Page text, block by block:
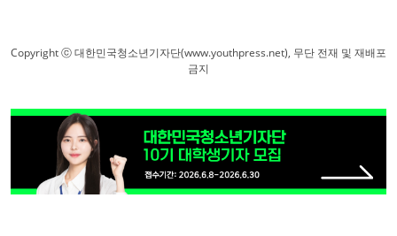
Copyright ⓒ 대한민국청소년기자단(www.youthpress.net), 무단 전재 및 재배포
금지